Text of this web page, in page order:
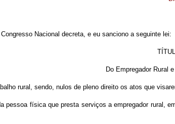
Nacional decreta, e eu sanciono a seguinte lei:
Do Empregador Rural
rural, sendo, nulos de pleno direito os atos que
pessoa física que presta serviços a empregador rural,